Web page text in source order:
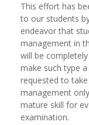
This effort has
to our students
endeavor that
management in
will be
make such type
requested to
management
mature skill for
examination.